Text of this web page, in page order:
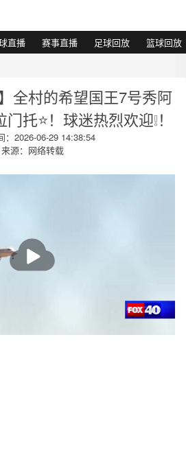
直播 赛事直播 足球回放
篮球回放
全村的希望国王7号秀阿
托⭐！球迷热烈欢迎❕！
：2026-06-29 14:38:54
来源：网络转载